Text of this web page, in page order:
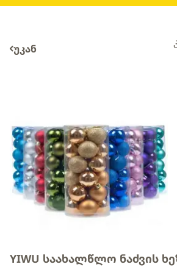
უკან
YIWU საახალწლო ნაძვის